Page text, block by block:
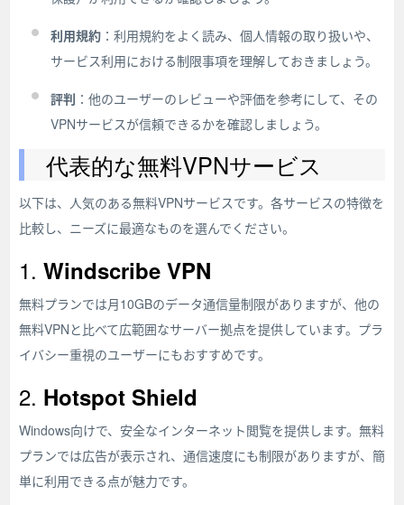
利用規約 ：利用規約をよく読み、個人情報の取り扱いや、
サービス利用における制限事項を理解しておきましょう。
評判 ：他のユーザーのレビューや評価を参考にして、その
VPNサービスが信頼できるかを確認しましょう。
代表的な無料VPNサービス
以下は、人気のある無料VPNサービスです。各サービスの特徴を
比較し、ニーズに最適なものを選んでください。
1. Windscribe VPN
無料プランでは月10GBのデータ通信量制限がありますが、他の
無料VPNと比べて広範囲なサーバー拠点を提供しています。プラ
イバシー重視のユーザーにもおすすめです。
2. Hotspot Shield
Windows向けで、安全なインターネット閲覧を提供します。無料
プランでは広告が表示され、通信速度にも制限がありますが、簡
単に利用できる点が魅力です。